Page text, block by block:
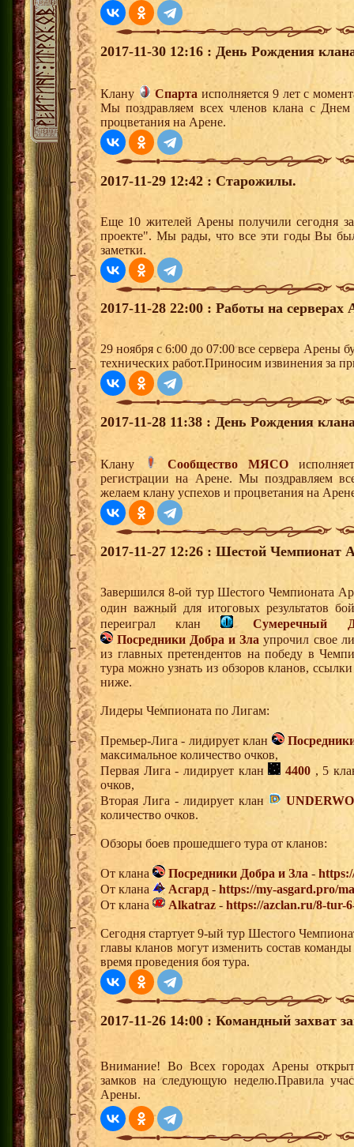
2017-11-30 12:16 : День Рождения
Клану Спарта исполняется 9 лет с
Мы поздравляем всех членов клана с
процветания на Арене.
2017-11-29 12:42 : Старожилы.
Еще 10 жителей Арены получили сегодня
проекте". Мы рады, что все эти годы Вы
заметки.
2017-11-28 22:00 : Работы на серверах
29 ноября с 6:00 до 07:00 все сервера Арены
технических работ.Приносим извинения за
2017-11-28 11:38 : День Рождения
Клану Сообщество МЯСО
регистрации на Арене. Мы поздравляем
желаем клану успехов и процветания на
2017-11-27 12:26 : Шестой Чемпионат
Завершился 8-ой тур Шестого Чемпионата
один важный для итоговых результатов
переиграл клан
Сумеречный
Посредники Добра и Зла упрочил свое
из главных претендентов на победу в
тура можно узнать из обзоров кланов,
ниже.
Лидеры Чемпионата по Лигам:
Премьер-Лига - лидирует клан
максимальное количество очков,
Первая Лига - лидирует клан
4400 , 5
очков,
Вторая Лига - лидирует клан
количество очков.
Обзоры боев прошедшего тура от кланов:
От клана Посредники Добра и Зла -
От клана
Асгард - https://my-asgard.pro/
От клана
Alkatraz - https://azclan.ru/8-tur-
Сегодня стартует 9-ый тур Шестого
главы кланов могут изменить состав
время проведения боя тура.
2017-11-26 14:00 : Командный захват
Внимание! Во Всех городах Арены
замков на следующую неделю.Правила
Арены.